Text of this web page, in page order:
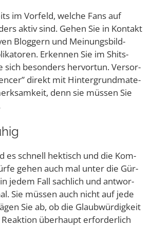
im Vor­feld, wel­che Fans auf
aktiv sind. Gehen Sie in Kon­takt
Blog­gern und Mei­nungs­bild­
Erken­nen Sie im Shit­s­
sich beson­ders her­vor­tun. Ver­sor­
direkt mit Hin­ter­grund­ma­te­
denn sie müs­sen Sie
es schnell hek­tisch und die Kom­
gehen auch mal unter die Gür­
jedem Fall sach­lich und ant­wor­
Sie müs­sen auch nicht auf jede
Sie ab, ob die Glaub­wür­dig­keit
über­haupt erfor­der­lich